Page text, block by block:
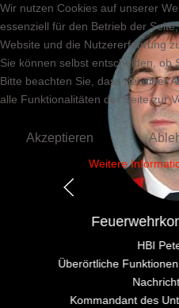
HBI
Überörtliche
Kommandant des
Wir nutzen Cookies auf unserer
essenziell für den Betrieb der
Website und die Nutzererfahrung
Sie können selbst entscheiden, ob
Bitte beachten Sie, dass bei einer
alle Funktionalitäten der Seite zur
Akzeptieren
Weitere